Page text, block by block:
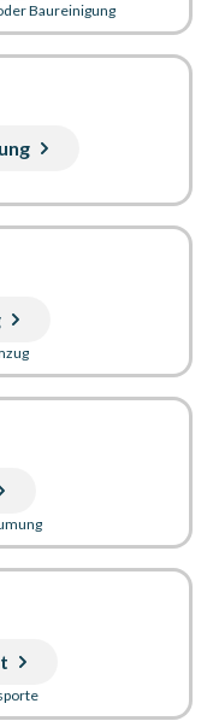
Baureinigung